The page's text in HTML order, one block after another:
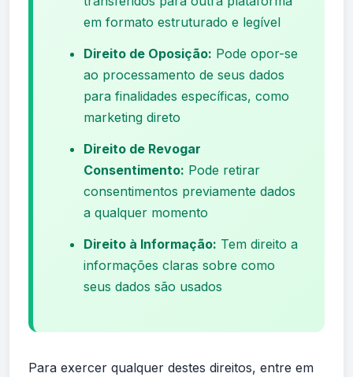
em formato estruturado e legível
Direito de Oposição: Pode opor-se
ao processamento de seus dados
para finalidades específicas, como
marketing direto
Direito de Revogar
Consentimento: Pode retirar
consentimentos previamente dados
a qualquer momento
Direito à Informação: Tem direito a
informações claras sobre como
seus dados são usados
Para exercer qualquer destes direitos, entre em